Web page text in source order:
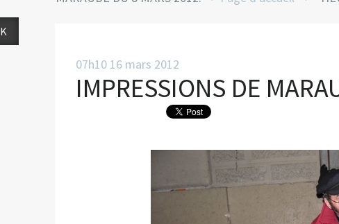
07h10 16 mars 2012
IMPRESSIONS DE